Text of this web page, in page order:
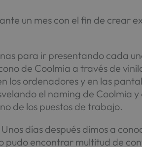
un mes con el fin de crear
para ir presentando cada
de Coolmia a través de
los ordenadores y en las
el naming de Coolmia
de los puestos de trabajo.
días después dimos a
pudo encontrar multitud de